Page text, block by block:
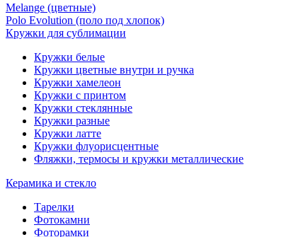
Melange (цветные)
Polo Evolution (поло под хлопок)
Кружки для сублимации
Кружки белые
Кружки цветные внутри и ручка
Кружки хамелеон
Кружки c принтом
Кружки стеклянные
Кружки разные
Кружки латте
Кружки флуорисцентные
Фляжки, термосы и кружки металлические
Керамика и стекло
Тарелки
Фотокамни
Фоторамки